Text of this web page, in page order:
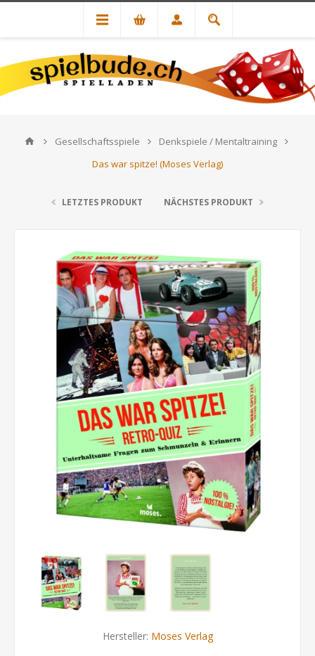
Gesellschaftsspiele
Denkspiele / Mentaltraining
Das war spitze! (Moses Verlag)
LETZTES PRODUKT NÄCHSTES PRODUKT
Hersteller: Moses Verlag